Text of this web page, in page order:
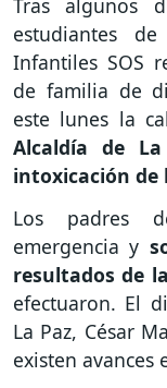
Tras algunos
estudiantes
Infantiles SOS
de familia de
este lunes la
Alcaldía de
intoxicación de
Los padres
emergencia y
resultados de
efectuaron. El
La Paz, César
existen avances